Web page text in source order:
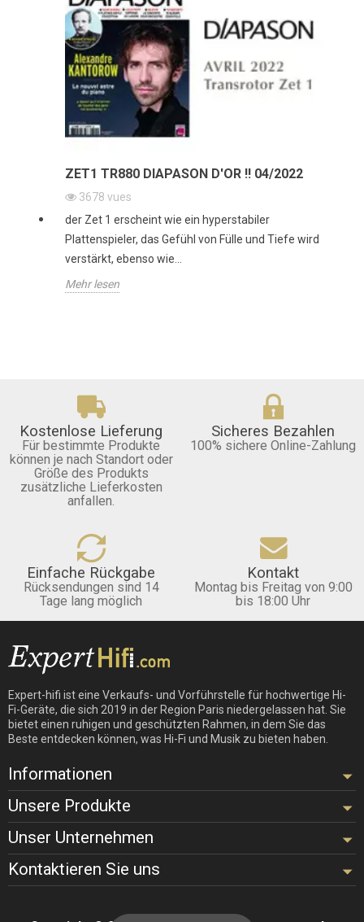
ZET1 TR880 DIAPASON D'OR !! 04/2022
3678 vues
der Zet 1 erscheint wie ein hyperstabiler
Plattenspieler, das Gefühl von Fülle und Tiefe wird
verstärkt, ebenso wie...
Mehr lesen
Kostenlose Lieferung
Für bestimmte Produkte
können je nach Standort oder
Größe des Produkts
zusätzliche Lieferkosten
anfallen.
Sicheres Bezahlen
100% sichere Online-Zahlung
Einfache Rückgabe
Rücksendungen sind 14
Tage lang möglich
Kontakt
Montag bis Freitag von 9:00
bis 18:00 Uhr
Expert-hifi ist eine Verkaufs- und Vorführstelle für hochwertige Hi-
Fi-Geräte, die sich 2019 in der Region Paris niedergelassen hat. Sie
bietet einen ruhigen und geschützten Rahmen, in dem Sie das
Beste entdecken können, was Hi-Fi und Musik zu bieten haben.
Informationen
Unsere Produkte
Unser Unternehmen
Kontaktieren Sie uns